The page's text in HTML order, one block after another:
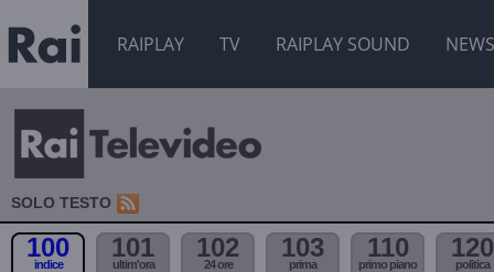
RAIPLAY TV RAIPLAY SOUND NEWS
SOLO TESTO
100
indice
101
ultim'ora
102
24 ore
103
prima
110
primo piano
120
politica